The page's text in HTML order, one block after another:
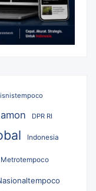
DPR RI
Indonesia
Metrotempoco